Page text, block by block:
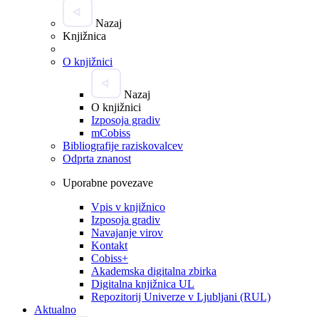
Nazaj
Knjižnica
O knjižnici
Nazaj
O knjižnici
Izposoja gradiv
mCobiss
Bibliografije raziskovalcev
Odprta znanost
Uporabne povezave
Vpis v knjižnico
Izposoja gradiv
Navajanje virov
Kontakt
Cobiss+
Akademska digitalna zbirka
Digitalna knjižnica UL
Repozitorij Univerze v Ljubljani (RUL)
Aktualno